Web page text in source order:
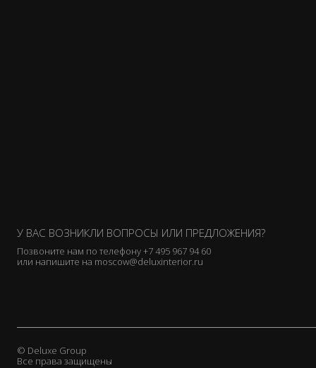
У ВАС ВОЗНИКЛИ ВОПРОСЫ ИЛИ ПРЕДЛОЖЕНИЯ?
Позвоните нам по телефону+7 495 967 94 60
или напишите на moscow@deluxinterior.ru
© Deluxe Group
Все права защищены